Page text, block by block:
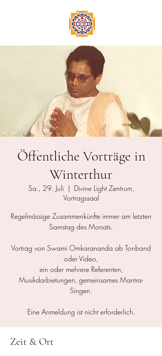
Öffentliche Vorträge in
Winterthur
Sa., 29. Juli
  |
Divine Light Zentrum,
Vortragssaal
Regelmässige Zusammenkünfte immer am letzten
Samstag des Monats.
Vortrag von Swami Omkarananda ab Tonband
oder Video,
ein oder mehrere Referenten,
Musikdarbietungen, gemeinsames Mantra-
Singen.
Zeit & Ort